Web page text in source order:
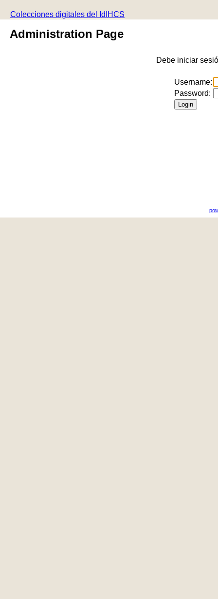
Colecciones digitales del IdIHCS
Administration Page
Debe iniciar
Username:
Password: